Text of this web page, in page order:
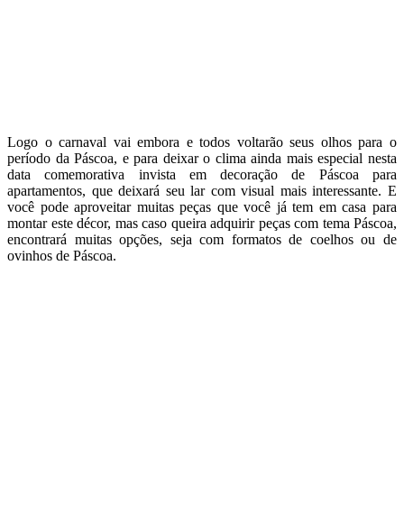
Logo o carnaval vai embora e todos voltarão seus olhos para o
período da Páscoa, e para deixar o clima ainda mais especial nesta
data comemorativa invista em decoração de Páscoa para
apartamentos, que deixará seu lar com visual mais interessante. E
você pode aproveitar muitas peças que você já tem em casa para
montar este décor, mas caso queira adquirir peças com tema Páscoa,
encontrará muitas opções, seja com formatos de coelhos ou de
ovinhos de Páscoa.